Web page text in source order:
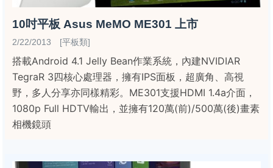
10吋平板 Asus MeMO ME301 上市
2/22/2013 [平板類]
搭載Android 4.1 Jelly Bean作業系統，內建NVIDIAR
TegraR 3四核心處理器，擁有IPS面板，超廣角、高視
野，多人分享亦同樣精彩。ME301支援HDMI 1.4a介面，
1080p Full HDTV輸出，並擁有120萬(前)/500萬(後)畫素
相機鏡頭